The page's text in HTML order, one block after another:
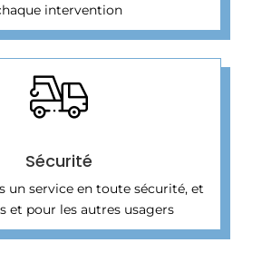
intervention
Sécurité
un service en toute sécurité, et
et pour les autres usagers